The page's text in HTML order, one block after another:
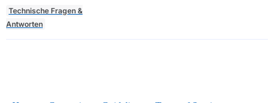
Technische Fragen &
Antworten